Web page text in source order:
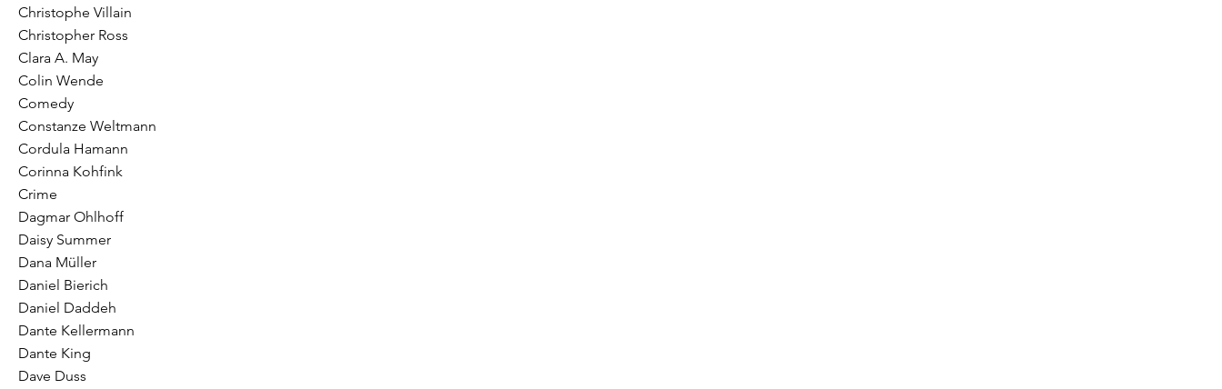
Christophe Villain
Christopher Ross
Clara A. May
Colin Wende
Comedy
Constanze Weltmann
Cordula Hamann
Corinna Kohfink
Crime
Dagmar Ohlhoff
Daisy Summer
Dana Müller
Daniel Bierich
Daniel Daddeh
Dante Kellermann
Dante King
Dave Duss